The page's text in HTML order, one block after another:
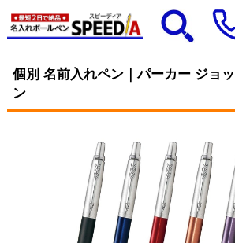
個別 名前入れペン｜パーカー ジョ
ン